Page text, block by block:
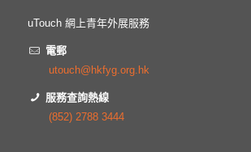
uTouch 網上青年外展服務
電郵
utouch@hkfyg.org.hk
服務查詢熱線
(852) 2788 3444